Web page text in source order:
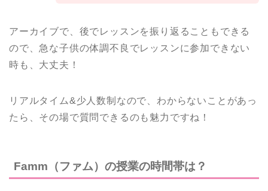
アーカイブで、後でレッスンを振り返ることもできる
ので、急な子供の体調不良でレッスンに参加できない
時も、大丈夫！
リアルタイム&少人数制なので、わからないことがあっ
たら、その場で質問できるのも魅力ですね！
Famm（ファム）の授業の時間帯は？